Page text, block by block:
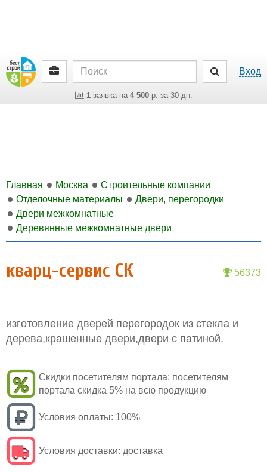
Вход
1заявка на 4 500р. за 30 дн.
Главная Москва
Строительные компании
Отделочные материалы
Двери, перегородки
Двери межкомнатные
Деревянные межкомнатные двери
56373
кварц-сервис СК
изготовление дверей перегородок из стекла и
дерева,крашенные двери,двери с патиной.
Скидки посетителям портала: посетителям
портала скидка 5% на всю продукцию
Условия оплаты: 100%
Условия доставки: доставка